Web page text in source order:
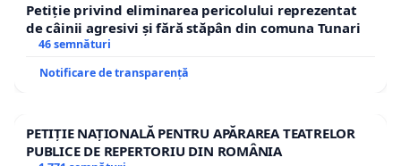
Petiție privind eliminarea pericolului reprezentat
de câinii agresivi și fără stăpân din comuna Tunari
46 semnături
Notificare de transparență
PETIȚIE NAȚIONALĂ PENTRU APĂRAREA TEATRELOR
PUBLICE DE REPERTORIU DIN ROMÂNIA